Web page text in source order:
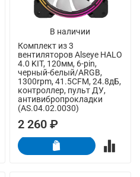
В наличии
Комплект из 3
вентиляторов Alseye HALO
4.0 KIT, 120мм, 6-pin,
черный-белый/ARGB,
1300rpm, 41.5CFM, 24.8дБ,
контроллер, пульт ДУ,
антивибропрокладки
(AS.04.02.0030)
2 260 ₽